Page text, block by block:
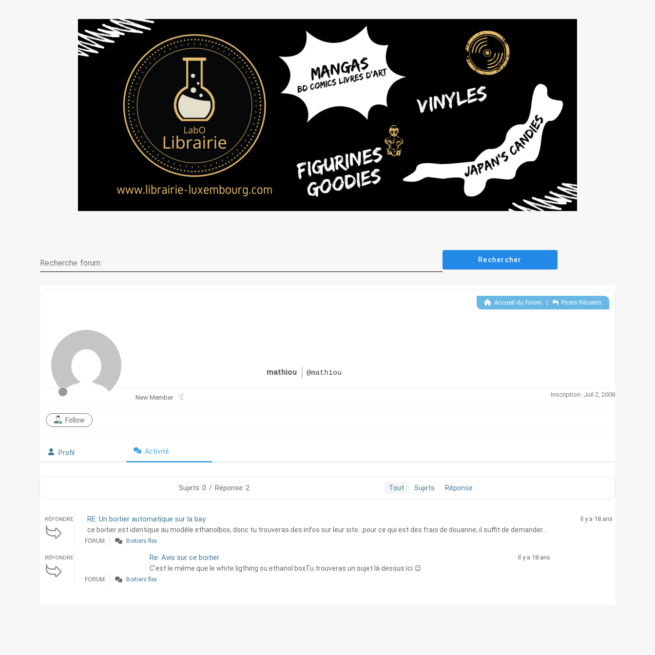
mathiou @mathiou
Accueil du forum | Posts Récents
New Member Inscription: Juil 2, 2008
Follow
Profil Activité
Sujets: 0 / Réponse: 2 Tout Sujets Réponse
RÉPONDRE RE: Un boitier automatique sur la bay
ce boitier est identique au modèle ethanolbox, donc tu trouveras des infos sur leur site...pour ce qui est des frais de douanne, il suffit de demander...
Il y a 18 ans
FORUM Boitiers flex
RÉPONDRE Re: Avis sur ce boitier.
C'est le même que le white ligthing ou ethanol boxTu trouveras un sujet là dessus ici 😉
Il y a 18 ans
FORUM Boitiers flex